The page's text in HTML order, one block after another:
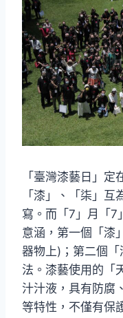
「臺灣漆藝日」
「漆」、「柒」
寫。而「7」月「7
意涵，第一個「漆
器物上)；第二個
法。漆藝使用的「
汁汁液，具有防腐
等特性，不僅有保